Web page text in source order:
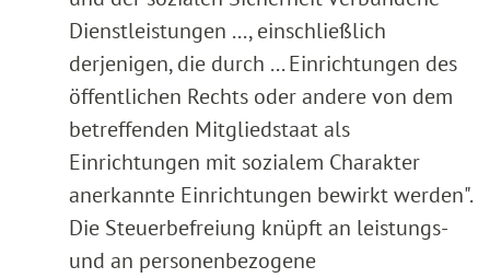
Dienstleistungen ..., einschließlich
derjenigen, die durch ... Einrichtungen des
öffentlichen Rechts oder andere von dem
betreffenden Mitgliedstaat als
Einrichtungen mit sozialem Charakter
anerkannte Einrichtungen bewirkt werden".
Die Steuerbefreiung knüpft an leistungs-
und an personenbezogene